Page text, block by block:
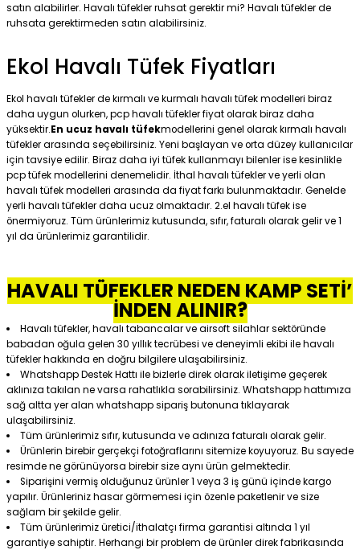
satın alabilirler. Havalı tüfekler ruhsat gerektir mi? Havalı tüfekler de
ruhsata gerektirmeden satın alabilirsiniz.
Ekol Havalı Tüfek Fiyatları
Ekol havalı tüfekler de kırmalı ve kurmalı havalı tüfek modelleri biraz
daha uygun olurken, pcp havalı tüfekler fiyat olarak biraz daha
yüksektir.En ucuz havalı tüfekmodellerini genel olarak kırmalı havalı
tüfekler arasında seçebilirsiniz. Yeni başlayan ve orta düzey kullanıcılar
için tavsiye edilir. Biraz daha iyi tüfek kullanmayı bilenler ise kesinlikle
pcp tüfek modellerini denemelidir. İthal havalı tüfekler ve yerli olan
havalı tüfek modelleri arasında da fiyat farkı bulunmaktadır. Genelde
yerli havalı tüfekler daha ucuz olmaktadır. 2.el havalı tüfek ise
önermiyoruz. Tüm ürünlerimiz kutusunda, sıfır, faturalı olarak gelir ve 1
yıl da ürünlerimiz garantilidir.
HAVALI TÜFEKLER NEDEN KAMP SETİ’
İNDEN ALINIR?
Havalı tüfekler, havalı tabancalar ve airsoft silahlar sektöründe
babadan oğula gelen 30 yıllık tecrübesi ve deneyimli ekibi ile havalı
tüfekler hakkında en doğru bilgilere ulaşabilirsiniz.
Whatshapp Destek Hattı ile bizlerle direk olarak iletişime geçerek
aklınıza takılan ne varsa rahatlıkla sorabilirsiniz. Whatshapp hattımıza
sağ altta yer alan whatshapp sipariş butonuna tıklayarak
ulaşabilirsiniz.
Tüm ürünlerimiz sıfır, kutusunda ve adınıza faturalı olarak gelir.
Ürünlerin birebir gerçekçi fotoğraflarını sitemize koyuyoruz. Bu sayede
resimde ne görünüyorsa birebir size aynı ürün gelmektedir.
Siparişini vermiş olduğunuz ürünler 1 veya 3 iş günü içinde kargo
yapılır. Ürünleriniz hasar görmemesi için özenle paketlenir ve size
sağlam bir şekilde gelir.
Tüm ürünlerimiz üretici/ithalatçı firma garantisi altında 1 yıl
garantiye sahiptir. Herhangi bir problem de ürünler direk fabrikasında